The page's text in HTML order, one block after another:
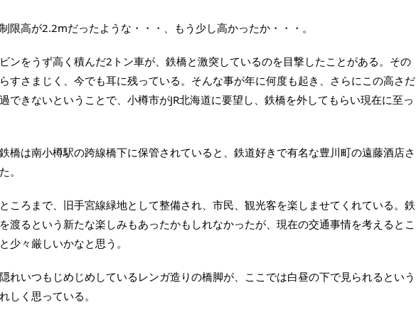
限高が2.2mだったような・・・、もう少し高かったか・・・。
ンをうず高く積んだ2トン車が、鉄橋と激突しているのを目撃したことがある。その
すさまじく、今でも耳に残っている。そんな事が年に何度も起き、さらにこの高さだ
できないということで、小樽市がJR北海道に要望し、鉄橋を外してもらい現在に至っ
橋は南小樽駅の跨線橋下に保管されていると、鉄道好きで有名な豊川町の遠藤酒店さ
。
ころまで、旧手宮線緑地として整備され、市民、観光客を楽しませてくれている。鉄
渡るという新たな楽しみもあったかもしれなかったが、現在の交通事情を考えるとこ
少々厳しいかなと思う。
れいつもじめじめしているレンガ造りの橋脚が、ここでは白昼の下で見られるという
しく思っている。